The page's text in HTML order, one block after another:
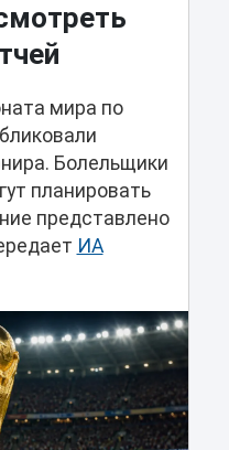
мира по
Болельщики
планировать
представлено
ИА